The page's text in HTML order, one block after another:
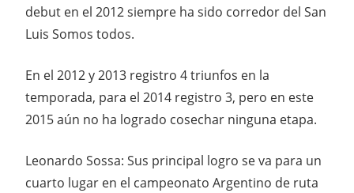
debut en el 2012 siempre ha sido corredor del San
Luis Somos todos.
En el 2012 y 2013 registro 4 triunfos en la
temporada, para el 2014 registro 3, pero en este
2015 aún no ha logrado cosechar ninguna etapa.
Leonardo Sossa: Sus principal logro se va para un
cuarto lugar en el campeonato Argentino de ruta